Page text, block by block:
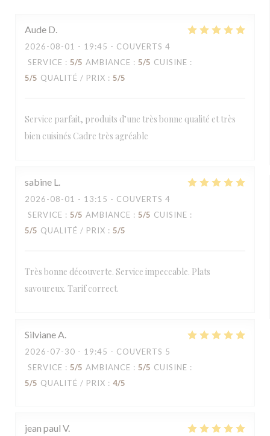
Aude D
2026-08-01 - 19:45 - COUVERTS 4
SERVICE : 5/5 AMBIANCE : 5/5 CUISINE :
5/5 QUALITÉ / PRIX : 5/5
Service parfait, produits d’une très bonne qualité et très
bien cuisinés Cadre très agréable
sabine L
2026-08-01 - 13:15 - COUVERTS 4
SERVICE : 5/5 AMBIANCE : 5/5 CUISINE :
5/5 QUALITÉ / PRIX : 5/5
Très bonne découverte. Service impeccable. Plats
savoureux. Tarif correct.
SilvianeA
2026-07-30 - 19:45 - COUVERTS 5
SERVICE : 5/5 AMBIANCE : 5/5 CUISINE :
5/5 QUALITÉ / PRIX : 4/5
jean paul V